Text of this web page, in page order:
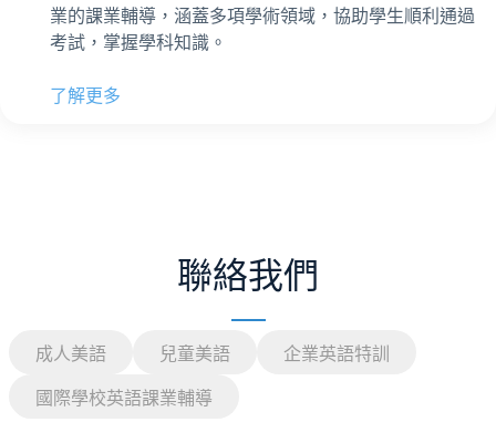
業的課業輔導，涵蓋多項學術領域，協助學生順利通過
考試，掌握學科知識。
了解更多
聯絡我們
成人美語 兒童美語 企業英語特訓
國際學校英語課業輔導